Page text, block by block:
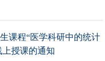
课程“医学科研中的统计
授课的通知